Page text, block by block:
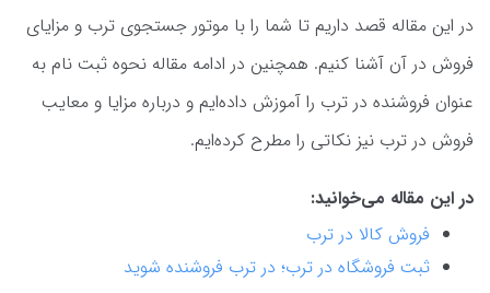
در این مقاله قصد داریم تا شما را با موتور جستجوی ترب و مزایای
فروش در آن آشنا کنیم. همچنین در ادامه مقاله نحوه ثبت نام به
عنوان فروشنده در ترب را آموزش داده‌ایم و درباره مزایا و معایب
فروش در ترب نیز نکاتی را مطرح کرده‌ایم.
در این مقاله می‌خوانید:
فروش کالا در ترب
ثبت فروشگاه در ترب؛ در ترب فروشنده شوید